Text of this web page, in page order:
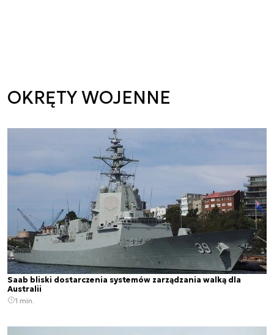
OKRĘTY WOJENNE
Saab bliski dostarczenia systemów zarządzania walką dla
Australii
1 min.